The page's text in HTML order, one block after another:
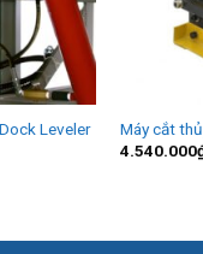
Leveler
Máy cắt
4.540.000